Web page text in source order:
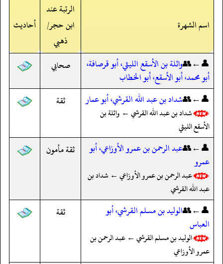
اسم الشهرة
الرتبة عند
ابن حجر/
ذهبي
أحاديث
👤←👥واثلة بن الأسقع الليثي، أبو قرصافة،
أبو محمد، أبو الأسقع، أبو الخطاب
صحابي
👤←👥شداد بن عبد الله القرشي، أبو عمار
شداد بن عبد الله القرشي ← واثلة بن
الأسقع الليثي
ثقة
👤←👥عبد الرحمن بن عمرو الأوزاعي، أبو
عمرو
عبد الرحمن بن عمرو الأوزاعي ← شداد بن
عبد الله القرشي
ثقة مأمون
👤←👥الوليد بن مسلم القرشي، أبو
العباس
الوليد بن مسلم القرشي ← عبد الرحمن بن
عمرو الأوزاعي
ثقة